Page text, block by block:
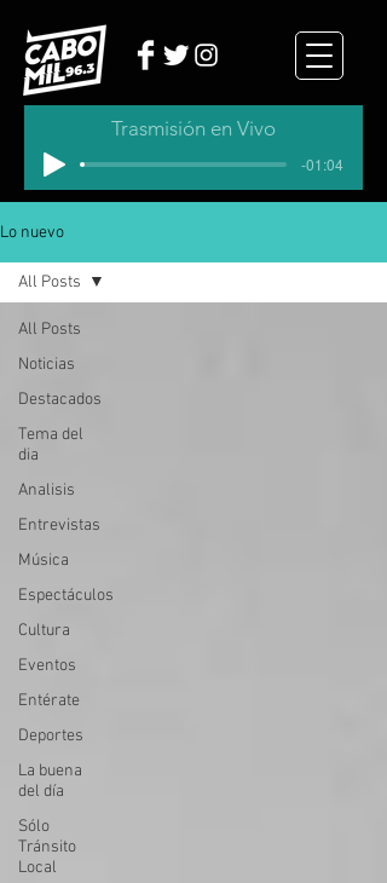
Trasmisión en Vivo
-01:04
Lo nuevo
All Posts
Noticias
Destacados
Tema del
dia
Analisis
Entrevistas
Música
Espectáculos
Cultura
Eventos
Entérate
Deportes
La buena
del día
Sólo
Tránsito
Local
All Posts